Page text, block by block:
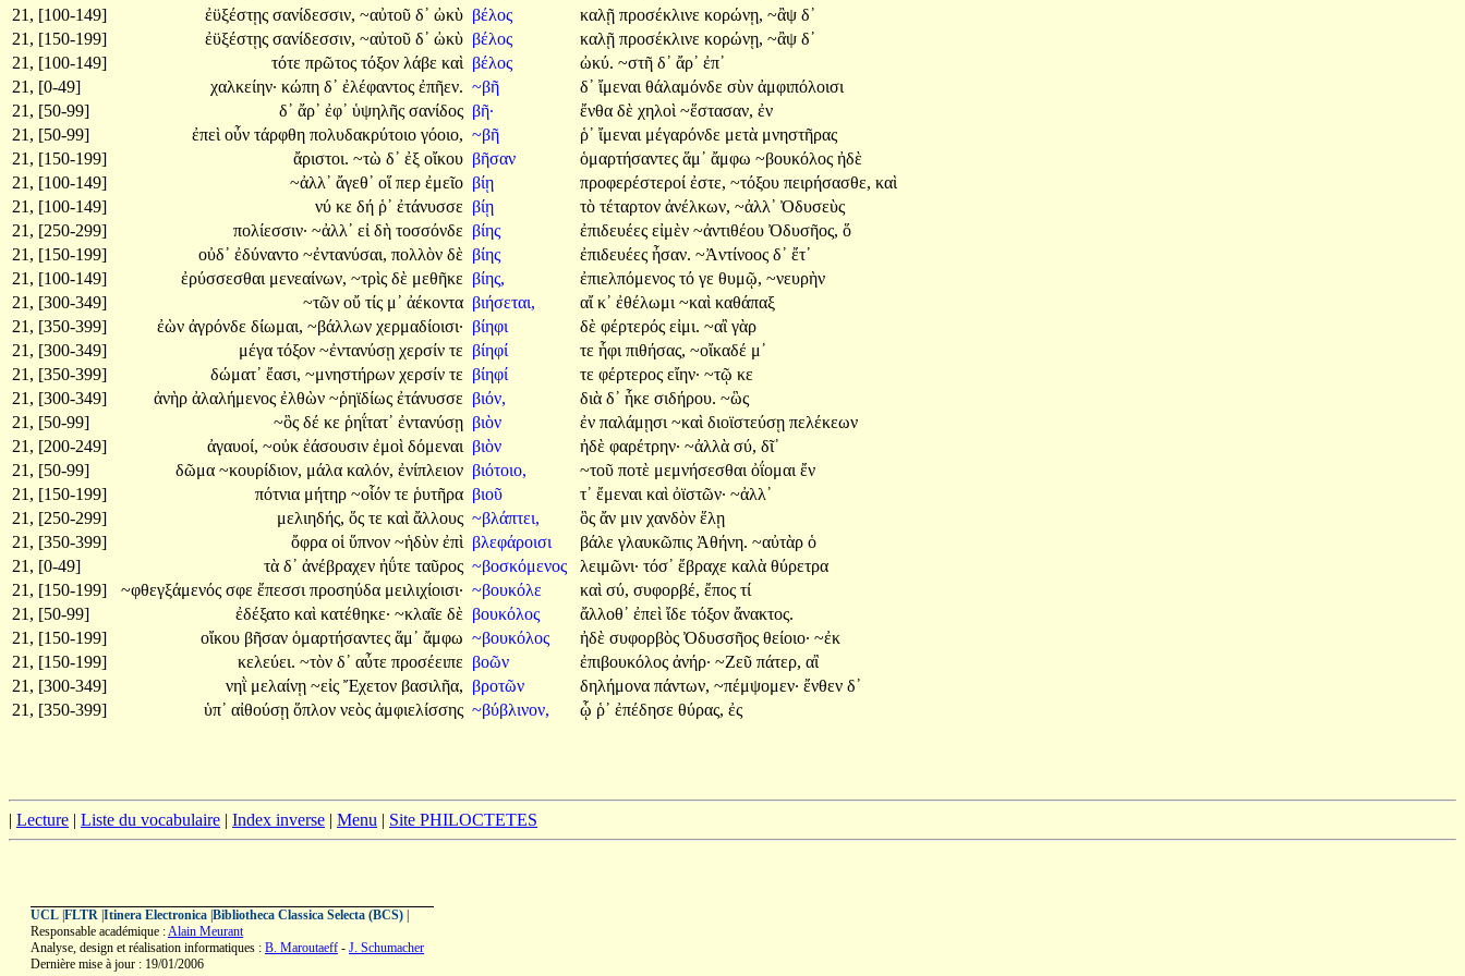
21, [100-149]
ἐϋξέστῃς σανίδεσσιν, ~αὐτοῦ δ᾽ ὠκὺ βέλος καλῇ προσέκλινε κορώνῃ, ~ἂψ δ᾽
21, [150-199]
ἐϋξέστῃς σανίδεσσιν, ~αὐτοῦ δ᾽ ὠκὺ βέλος καλῇ προσέκλινε κορώνῃ, ~ἂψ δ᾽
21, [100-149]
τότε πρῶτος τόξον λάβε καὶ βέλος ὠκύ. ~στῆ δ᾽ ἄρ᾽ ἐπ᾽
21, [0-49]
χαλκείην· κώπη δ᾽ ἐλέφαντος ἐπῆεν. ~βῆ δ᾽ ἴμεναι θάλαμόνδε σὺν ἀμφιπόλοισι
21, [50-99]
δ᾽ ἄρ᾽ ἐφ᾽ ὑψηλῆς σανίδος βῆ· ἔνθα δὲ χηλοὶ ~ἕστασαν, ἐν
21, [50-99]
ἐπεὶ οὖν τάρφθη πολυδακρύτοιο γόοιο, ~βῆ ῥ᾽ ἴμεναι μέγαρόνδε μετὰ μνηστῆρας
21, [150-199]
ἄριστοι. ~τὼ δ᾽ ἐξ οἴκου βῆσαν ὁμαρτήσαντες ἅμ᾽ ἄμφω ~βουκόλος ἠδὲ
21, [100-149]
~ἀλλ᾽ ἄγεθ᾽ οἵπερ ἐμεῖο βίῃ προφερέστεροί ἐστε, ~τόξου πειρήσασθε, καὶ
21, [100-149]
νύ κε δή ῥ᾽ ἐτάνυσσε βίῃ τὸ τέταρτον ἀνέλκων, ~ἀλλ᾽ Ὀδυσεὺς
21, [250-299]
πολίεσσιν· ~ἀλλ᾽ εἰ δὴ τοσσόνδε βίης ἐπιδευέες εἰμὲν ~ἀντιθέου Ὀδυσῆος, ὅ
21, [150-199]
οὐδ᾽ ἐδύναντο ~ἐντανύσαι, πολλὸν δὲ βίης ἐπιδευέες ἦσαν. ~Ἀντίνοος δ᾽ ἔτ᾽
21, [100-149]
ἐρύσσεσθαι μενεαίνων, ~τρὶς δὲ μεθῆκε βίης, ἐπιελπόμενος τό γε θυμῷ, ~νευρὴν
21, [300-349]
~τῶν οὔ τίς μ᾽ ἀέκοντα βιήσεται, αἴκ᾽ ἐθέλωμι ~καὶ καθάπαξ
21, [350-399]
ἐὼν ἀγρόνδε δίωμαι, ~βάλλων χερμαδίοισι· βίηφι δὲ φέρτερός εἰμι. ~αἲ γὰρ
21, [300-349]
μέγα τόξον ~ἐντανύσῃ χερσίν τε βίηφί τε ἧφι πιθήσας, ~οἴκαδέ μ᾽
21, [350-399]
δώματ᾽ ἔασι, ~μνηστήρων χερσίν τε βίηφί τε φέρτερος εἴην· ~τῷ κε
21, [300-349]
ἀνὴρ ἀλαλήμενος ἐλθὼν ~ῥηϊδίως ἐτάνυσσε βιόν, διὰ δ᾽ ἧκε σιδήρου. ~ὣς
21, [50-99]
~ὃς δέ κε ῥηΐτατ᾽ ἐντανύσῃ βιὸν ἐν παλάμῃσι ~καὶ διοϊστεύσῃ πελέκεων
21, [200-249]
ἀγαυοί, ~οὐκ ἐάσουσιν ἐμοὶ δόμεναι βιὸν ἠδὲ φαρέτρην· ~ἀλλὰ σύ, δῖ᾽
21, [50-99]
δῶμα ~κουρίδιον, μάλα καλόν, ἐνίπλειον βιότοιο, ~τοῦ ποτὲ μεμνήσεσθαι ὀΐομαι ἔν
21, [150-199]
πότνια μήτηρ ~οἷόν τε ῥυτῆρα βιοῦ τ᾽ ἔμεναι καὶ ὀϊστῶν· ~ἀλλ᾽
21, [250-299]
μελιηδής, ὅς τε καὶ ἄλλους ~βλάπτει, ὃς ἄν μιν χανδὸν ἕλῃ
21, [350-399]
ὄφρα οἱ ὕπνον ~ἡδὺν ἐπὶ βλεφάροισι βάλε γλαυκῶπις Ἀθήνη. ~αὐτὰρ ὁ
21, [0-49]
τὰ δ᾽ ἀνέβραχεν ἠΰτε ταῦρος ~βοσκόμενος λειμῶνι· τόσ᾽ ἔβραχε καλὰ θύρετρα
21, [150-199]
~φθεγξάμενός σφε ἔπεσσι προσηύδα μειλιχίοισι· ~βουκόλε καὶ σύ, συφορβέ, ἔπος τί
21, [50-99]
ἐδέξατο καὶ κατέθηκε· ~κλαῖε δὲ βουκόλος ἄλλοθ᾽ ἐπεὶ ἴδε τόξον ἄνακτος.
21, [150-199]
οἴκου βῆσαν ὁμαρτήσαντες ἅμ᾽ ἄμφω ~βουκόλος ἠδὲ συφορβὸς Ὀδυσσῆος θείοιο· ~ἐκ
21, [150-199]
κελεύει. ~τὸν δ᾽ αὖτε προσέειπε βοῶν ἐπιβουκόλος ἀνήρ· ~Ζεῦ πάτερ, αἲ
21, [300-349]
νηῒ μελαίνῃ ~εἰς Ἔχετον βασιλῆα, βροτῶν δηλήμονα πάντων, ~πέμψομεν· ἔνθεν δ᾽
21, [350-399]
ὑπ᾽ αἰθούσῃ ὅπλον νεὸς ἀμφιελίσσης ~βύβλινον, ᾧ ῥ᾽ ἐπέδησε θύρας, ἐς
| Lecture | Liste du vocabulaire | Index inverse | Menu | Site PHILOCTETES
UCL FLTR Itinera Electronica Bibliotheca Classica Selecta (BCS)
Responsable académique :Alain Meurant
Analyse, design et réalisation informatiques : B. Maroutaeff - J. Schumacher
Dernière mise à jour : 19/01/2006